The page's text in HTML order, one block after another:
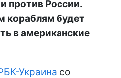
против России.
кораблям будет
в американские
Украина со